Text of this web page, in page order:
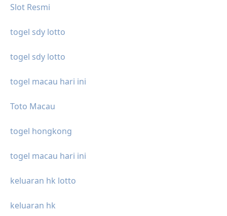
Slot Resmi
togel sdy lotto
togel sdy lotto
togel macau hari ini
Toto Macau
togel hongkong
togel macau hari ini
keluaran hk lotto
keluaran hk